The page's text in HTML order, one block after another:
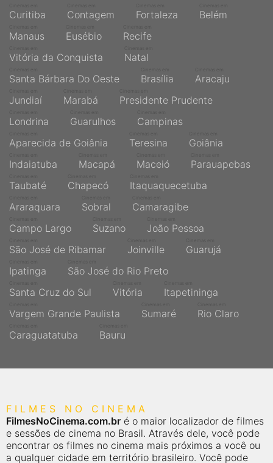
Curitiba Contagem Fortaleza Belém
Manaus Eusébio Recife
Vitória da Conquista Natal
Santa Bárbara Do Oeste Brasília Aracaju
Jundiaí Marabá Presidente Prudente
Londrina Guarulhos Campinas
Aparecida de Goiânia Teresina Goiânia
Indaiatuba Macapá Maceió Parauapebas
Taubaté Chapecó Itaquaquecetuba
Araraquara Sobral Camaragibe
Campo Largo Suzano João Pessoa
São José de Ribamar Joinville Guarujá
Ipatinga São José do Rio Preto
Santa Cruz do Sul Vitória Itapetininga
Vargem Grande Paulista Sumaré Rio Claro
Caraguatatuba Bauru
FILMES NO CINEMA
FilmesNoCinema.com.br é o maior localizador de filmes
e sessões de cinema no Brasil. Através dele, você pode
encontrar os filmes no cinema mais próximos a você ou
a qualquer cidade em território brasileiro. Você pode